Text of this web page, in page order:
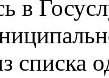
в
списка